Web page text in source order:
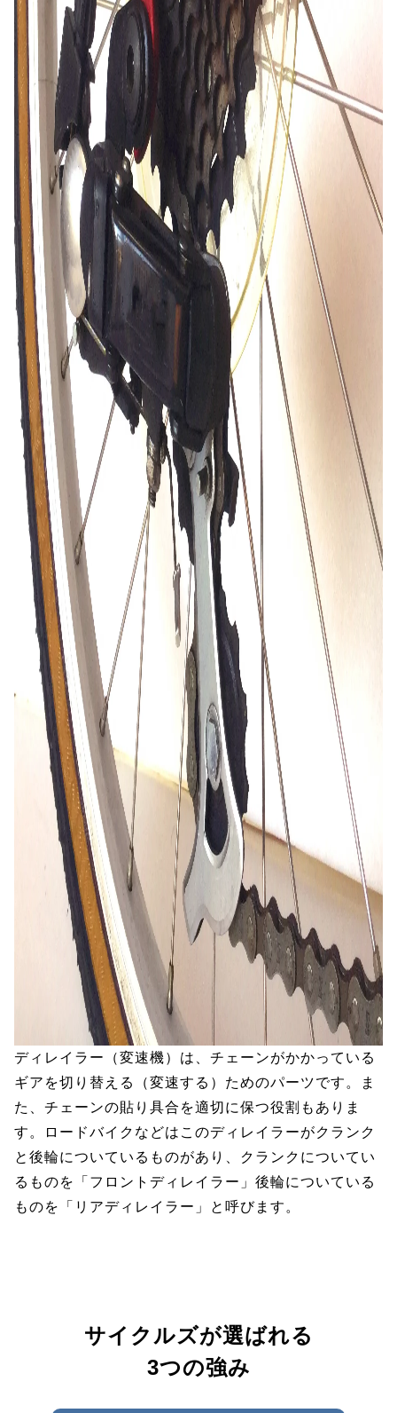
ディレイラー（変速機）は、チェーンがかかっている
ギアを切り替える（変速する）ためのパーツです。ま
た、チェーンの貼り具合を適切に保つ役割もありま
す。ロードバイクなどはこのディレイラーがクランク
と後輪についているものがあり、クランクについてい
るものを「フロントディレイラー」後輪についている
ものを「リアディレイラー」と呼びます。
サイクルズが選ばれる
3つの強み